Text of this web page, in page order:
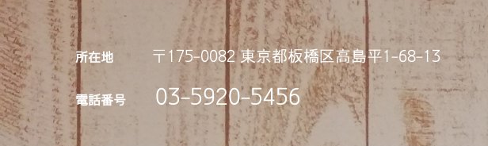
所在地 〒175-0082 東京都板橋区高島平1-68-13
電話番号 03-5920-5456